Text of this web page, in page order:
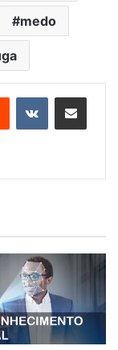
medo